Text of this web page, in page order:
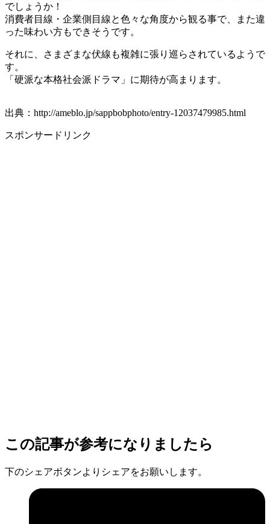
でしょうか！
消費者目線・企業側目線と色々な角度から観る事で、また違
った味わい方もできそうです。
それに、さまざまな伏線も複雑に張り巡らされているようで
す。
「硬派な本格社会派ドラマ」に期待が高まります。
出典：http://ameblo.jp/sappbobphoto/entry-12037479985.html
スポンサードリンク
この記事が参考になりましたら
下のシェアボタンよりシェアをお願いします。